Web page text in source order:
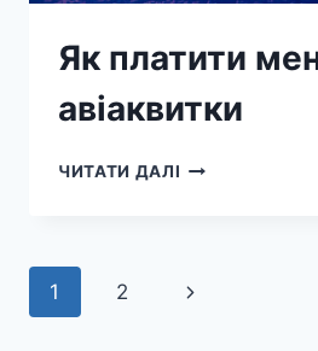
Як платити
авіаквитки
ЧИТАТИ ДАЛІ
1 2